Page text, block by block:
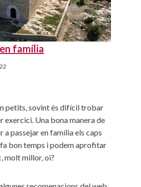
família
petits, sovint és difícil trobar
exercici. Una bona manera de
a passejar en família els caps
fa bon temps i podem aprofitar
molt millor, oi?